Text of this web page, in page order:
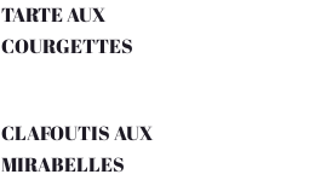
TARTE AUX
COURGETTES
CLAFOUTIS AUX
MIRABELLES